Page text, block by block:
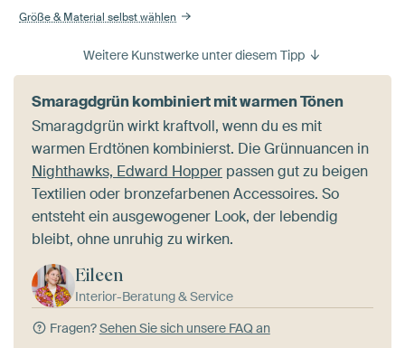
Größe & Material selbst wählen
Weitere Kunstwerke unter diesem Tipp
Smaragdgrün kombiniert mit warmen Tönen
Smaragdgrün wirkt kraftvoll, wenn du es mit
warmen Erdtönen kombinierst. Die Grünnuancen in
Nighthawks, Edward Hopper passen gut zu beigen
Textilien oder bronzefarbenen Accessoires. So
entsteht ein ausgewogener Look, der lebendig
bleibt, ohne unruhig zu wirken.
Eileen
Interior-Beratung & Service
Fragen?Sehen Sie sich unsere FAQ an